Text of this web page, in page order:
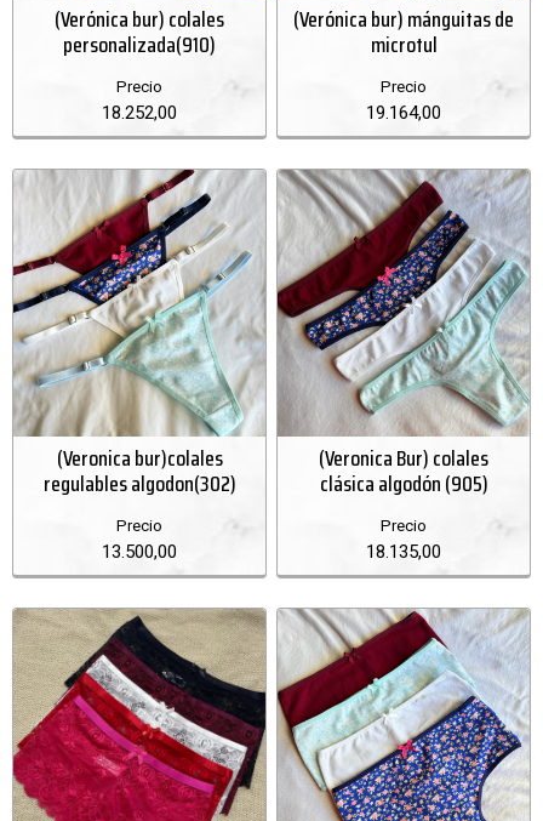
(Verónica bur) colales
personalizada(910)
Precio
18.252,00
(Verónica bur) mánguitas de
microtul
Precio
19.164,00
(Veronica bur)colales
regulables algodon(302)
Precio
13.500,00
(Veronica Bur) colales
clásica algodón (905)
Precio
18.135,00